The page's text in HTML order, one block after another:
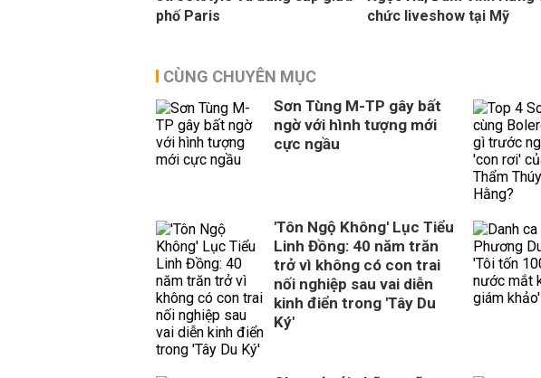
phố Paris
chức liveshow tại Mỹ
CÙNG CHUYÊN MỤC
Sơn Tùng M-TP gây bất
ngờ với hình tượng mới
cực ngầu
'Tôn Ngộ Không' Lục Tiểu
Linh Đồng: 40 năm trăn
trở vì không có con trai
nối nghiệp sau vai diễn
kinh điển trong 'Tây Du
Ký'